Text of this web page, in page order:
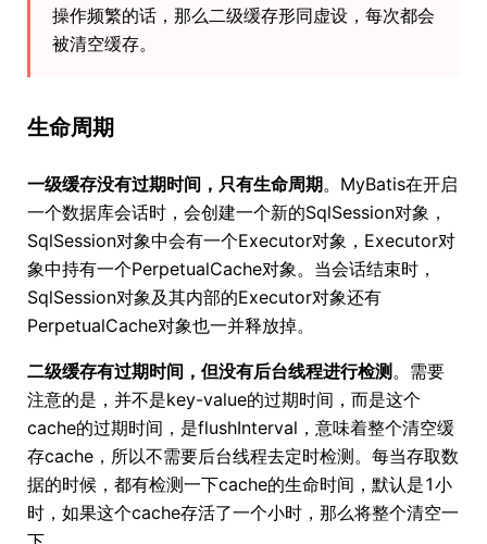
操作频繁的话，那么二级缓存形同虚设，每次都会
被清空缓存。
生命周期
一级缓存没有过期时间，只有生命周期。MyBatis在开启
一个数据库会话时，会创建一个新的SqlSession对象，
SqlSession对象中会有一个Executor对象，Executor对
象中持有一个PerpetualCache对象。当会话结束时，
SqlSession对象及其内部的Executor对象还有
PerpetualCache对象也一并释放掉。
二级缓存有过期时间，但没有后台线程进行检测 。需要
注意的是，并不是key-value的过期时间，而是这个
cache的过期时间，是flushInterval，意味着整个清空缓
存cache，所以不需要后台线程去定时检测。每当存取数
据的时候，都有检测一下cache的生命时间，默认是1小
时，如果这个cache存活了一个小时，那么将整个清空一